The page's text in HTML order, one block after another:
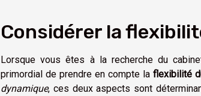
Considérer la
Lorsque vous êtes à la recherche du
primordial de prendre en compte la flexibilité
dynamique, ces deux aspects sont